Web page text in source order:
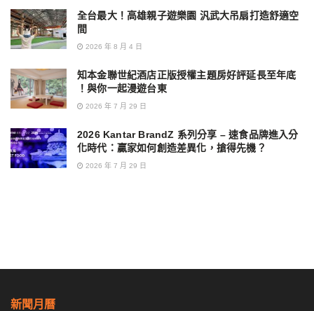
全台最大！高雄親子遊樂園 汎武大吊扇打造舒適空
間
2026 年 8 月 4 日
知本金聯世紀酒店正版授權主題房好評延長至年底
！與你一起漫遊台東
2026 年 7 月 29 日
2026 Kantar BrandZ 系列分享 – 速食品牌進入分
化時代：贏家如何創造差異化，搶得先機？
2026 年 7 月 29 日
新聞月曆